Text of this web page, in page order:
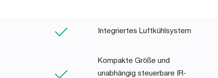
Integriertes Luftkühlsystem
Kompakte Größe und
unabhängig steuerbare IR-